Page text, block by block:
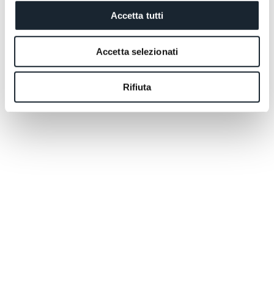
Accetta tutti
Accetta selezionati
Rifiuta